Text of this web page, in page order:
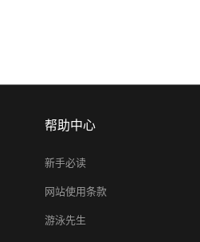
帮助中心
新手必读
网站使用条款
游泳先生